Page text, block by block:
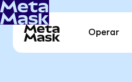
Operar